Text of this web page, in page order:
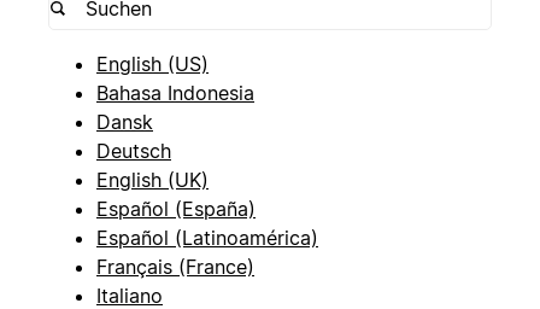
English (US)
Bahasa Indonesia
Dansk
Deutsch
English (UK)
Español (España)
Español (Latinoamérica)
Français (France)
Italiano